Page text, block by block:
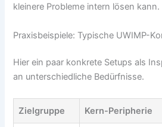
kleinere Probleme intern lösen kann.
Praxisbeispiele: Typische UWIMP-
Hier ein paar konkrete Setups als
an unterschiedliche Bedürfnisse.
Zielgruppe Kern-Peripherie